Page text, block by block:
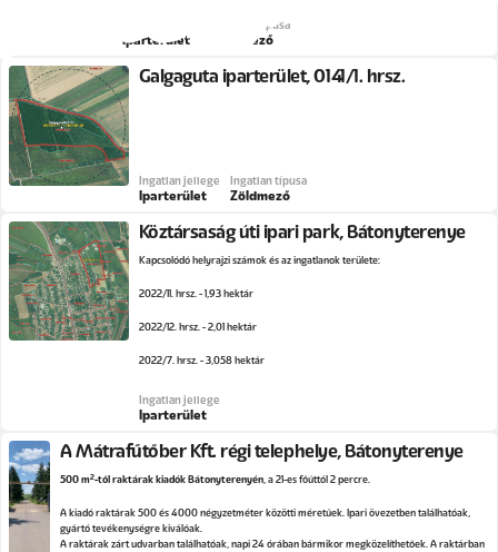
Iparterület
Ingatlan típusa
Zöldmező
Galgaguta iparterület, 0141/1. hrsz.
Ingatlan jellege
Iparterület
Ingatlan típusa
Zöldmező
Köztársaság úti ipari park, Bátonyterenye
Kapcsolódó helyrajzi számok és az ingatlanok területe:
2022/11. hrsz. - 1,93 hektár
2022/12. hrsz. - 2,01 hektár
2022/7. hrsz. - 3,058 hektár
Ingatlan jellege
Iparterület
A Mátrafűtőber Kft. régi telephelye, Bátonyterenye
500 m2-től raktárak kiadók Bátonyterenyén , a 21-es főúttól 2 percre.
A kiadó raktárak 500 és 4000 négyzetméter közötti méretűek. Ipari övezetben találhatóak,
gyártó tevékenységre kiválóak.
A raktárak zárt udvarban találhatóak, napi 24 órában bármikor megközelíthetőek. A raktárban